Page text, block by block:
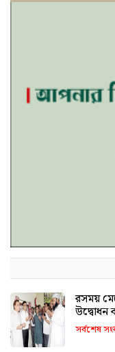
রসময়
উদ্বোধন
সর্বশেষ